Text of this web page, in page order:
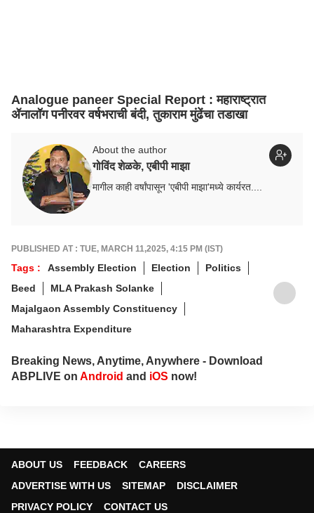
Analogue paneer Special Report : महाराष्ट्रात
ॲनालॉग पनीरवर वर्षभराची बंदी, तुकाराम मुंढेंचा तडाखा
About the author
गोविंद शेळके, एबीपी माझा
मागील काही वर्षांपासून 'एबीपी माझा'मध्ये कार्यरत....
PUBLISHED AT : TUE, MARCH 11,2025, 4:15 PM (IST)
Tags : Assembly Election Election
Politics
Beed
MLA Prakash Solanke
Majalgaon Assembly Constituency
Maharashtra Expenditure
Breaking News, Anytime, Anywhere - Download
ABPLIVE on Android and iOS now!
ABOUT US FEEDBACK
CAREERS
ADVERTISE WITH US
SITEMAP
DISCLAIMER
PRIVACY POLICY
CONTACT US